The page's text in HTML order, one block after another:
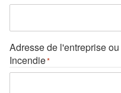
Adresse de l'entreprise
Incendie*